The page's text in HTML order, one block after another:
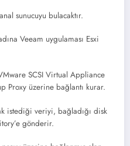
sunucuyu bulacaktır.
Veeam uygulaması Esxi
SCSI Virtual Appliance
Proxy üzerine bağlantı kurar.
istediği veriyi, bağladığı disk
gönderir.